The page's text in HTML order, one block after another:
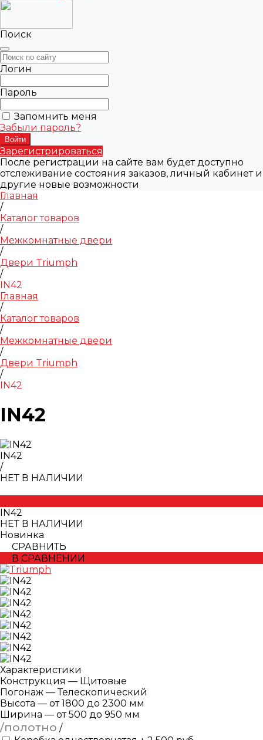
Поиск
Логин
Пароль
Запомнить меня
Забыли пароль?
Зарегистрироваться
После регистрации на сайте вам будет доступно
отслеживание состояния заказов, личный кабинет и
другие новые возможности
Главная
/
Каталог товаров
/
Межкомнатные двери
/
Двери Triumph
/
IN42
Главная
/
Каталог товаров
/
Межкомнатные двери
/
Двери Triumph
/
IN42
IN42
IN42
/
НЕТ В НАЛИЧИИ
IN42
НЕТ В НАЛИЧИИ
Новинка
СРАВНИТЬ
В СРАВНЕНИИ
Характеристики
Конструкция — Щитовые
Погонаж — Телескопический
Высота — от 1800 до 2300 мм
Ширина — от 500 до 950 мм
/полотно /